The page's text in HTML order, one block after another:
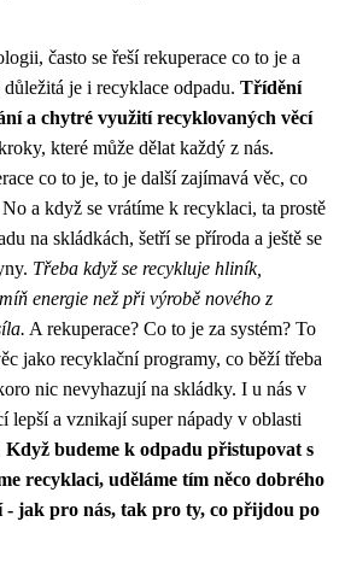
často se řeší rekuperace co to je a
je i recyklace odpadu. Třídění
a chytré využití recyklovaných věcí
které může dělat každý z nás.
co to je, to je další zajímavá věc, co
a když se vrátíme k recyklaci, ta prostě
na skládkách, šetří se příroda a ještě se
Třeba když se recykluje hliník,
energie než při výrobě nového z
A rekuperace? Co to je za systém? To
jako recyklační programy, co běží třeba
nic nevyhazují na skládky. I u nás v
lepší a vznikají super nápady v oblasti
Když budeme k odpadu přistupovat s
recyklaci, uděláme tím něco dobrého
jak pro nás, tak pro ty, co přijdou po